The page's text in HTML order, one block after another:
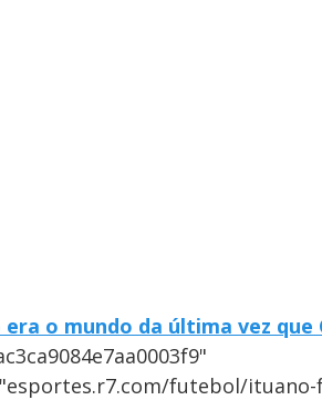
o mundo da última vez que
futebol/ituano-